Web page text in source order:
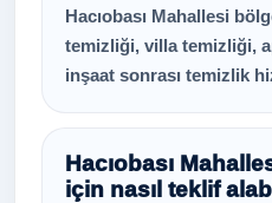
Hacıobası Mahallesi
temizliği, villa temizliği,
inşaat sonrası temizlik
Hacıobası
için nasıl teklif